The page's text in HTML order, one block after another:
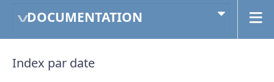
DOCUMENTATION
Index par date